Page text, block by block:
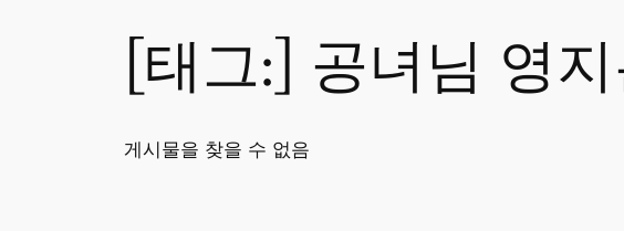
[태그:] 공녀님 영
게시물을 찾을 수 없음